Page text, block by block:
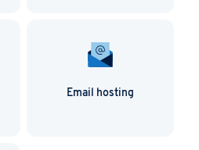
Email hosting